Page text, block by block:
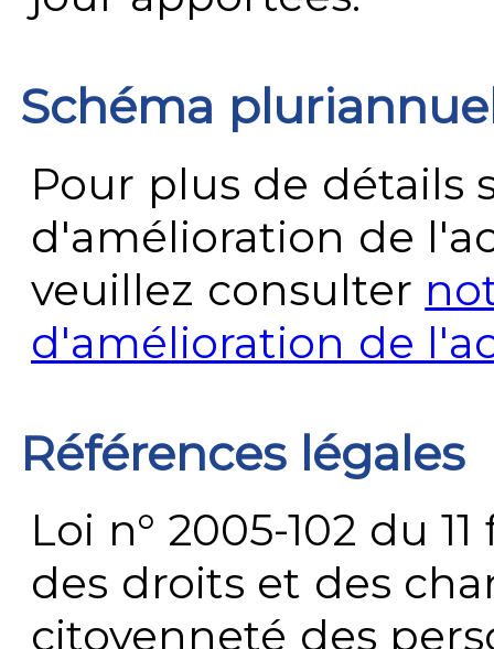
Schéma
Pour plus de détails
d'amélioration de
veuillez consulter
d'amélioration de
Références légales
Loi n° 2005-102 du
des droits et des
citoyenneté des